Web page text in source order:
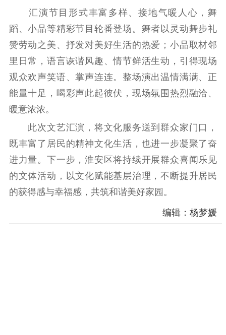
紫金人才 职称评审
数据资源
公共服务
提升资源库
政务服务
登记服务
科研创新
服务管理平台
管理平台
服务管理
文化产业
统计分析
数字出版
审读服务
新闻发布工作备
案管理系统
电影
服务
理论宣讲
共建共享平台
政工继续教育学
习平台
汇演节目形式丰富多样、接地气暖人心，舞
蹈、小品等精彩节目轮番登场。舞者以灵动舞步礼
赞劳动之美、抒发对美好生活的热爱；小品取材邻
里日常，语言诙谐风趣、情节鲜活生动，引得现场
观众欢声笑语、掌声连连。整场演出温情满满、正
能量十足，喝彩声此起彼伏，现场氛围热烈融洽、
暖意浓浓。
此次文艺汇演，将文化服务送到群众家门口，
既丰富了居民的精神文化生活，也进一步凝聚了奋
进力量。下一步，淮安区将持续开展群众喜闻乐见
的文体活动，以文化赋能基层治理，不断提升居民
的获得感与幸福感，共筑和谐美好家园。
编辑：杨梦媛